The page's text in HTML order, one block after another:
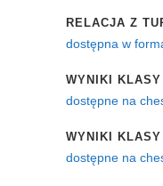
RELACJA Z
dostępna w
WYNIKI
dostępne na
WYNIKI
dostępne na